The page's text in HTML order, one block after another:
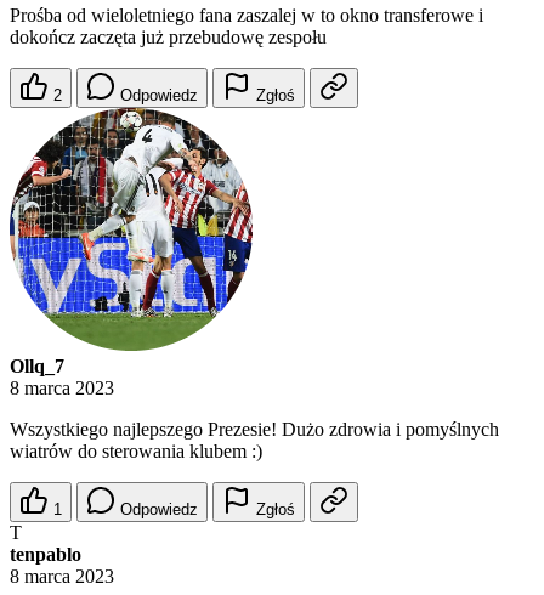
Prośba od wieloletniego fana zaszalej w to okno transferowe i
dokończ zaczęta już przebudowę zespołu
2 Odpowiedz Zgłoś
Ollq_7
8 marca 2023
Wszystkiego najlepszego Prezesie! Dużo zdrowia i pomyślnych
wiatrów do sterowania klubem :)
1 Odpowiedz Zgłoś
T
tenpablo
8 marca 2023